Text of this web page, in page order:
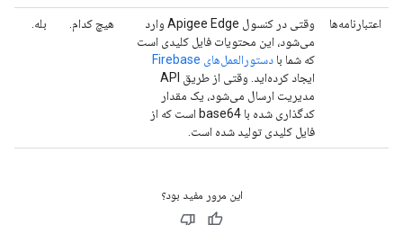
اعتبارنامه‌ها
وقتی در کنسول Apigee Edge وارد
می‌شود، این محتویات فایل کلیدی است
که شما با دستورالعمل‌های Firebase
ایجاد کرده‌اید. وقتی از طریق API
مدیریت ارسال می‌شود، یک مقدار
کدگذاری شده با base64 است که از
فایل کلیدی تولید شده است.
هیچ کدام. بله.
این مرور مفید بود؟